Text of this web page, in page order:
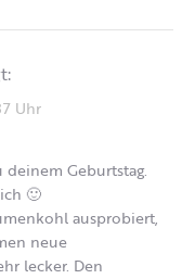
Uhr
Geburtstag.
🙂
ausprobiert,
neue
lecker. Den